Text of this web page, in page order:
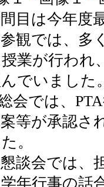
間目は今年度
観では、多
業が行われ
んでいました
会では、
等が承認さ
。
談会では、
年行事の話